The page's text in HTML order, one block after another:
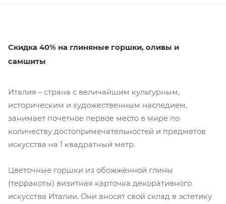
Скидка 40% на глиняные горшки, оливы и
самшиты
Италия – страна с величайшим культурным,
историческим и художественным наследием,
занимает почетное первое место в мире по
количеству достопримечательностей и предметов
искусства на 1 квадратный метр.
Цветочные горшки из обожжённой глины
(терракоты) визитная карточка декоративного
искусства Италии. Они вносят свой склад в эстетику